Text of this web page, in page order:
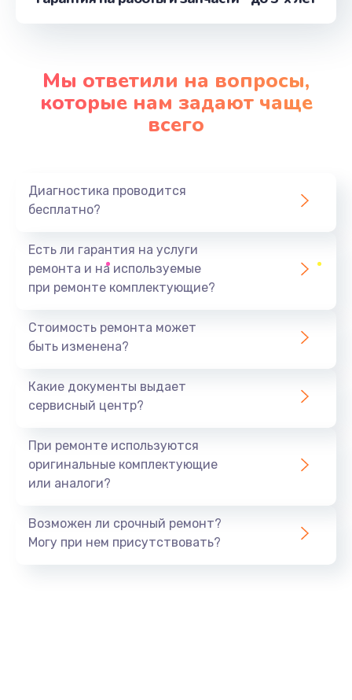
от 1100 руб.
Ремонт цепей питания
от 2500 руб.
Заказать
от 950 руб.
Замена материнской платы
от 1730 руб.
Замена видеочипа
Заказать
Замена SSD
от 1200 руб.
Мы ответили на вопросы,
которые нам задают чаще
всего
Диагностика проводится
бесплатно?
Есть ли гарантия на услуги
ремонта и на используемые
при ремонте комплектующие?
Стоимость ремонта может
быть изменена?
Какие документы выдает
сервисный центр?
При ремонте используются
оригинальные комплектующие
или аналоги?
Возможен ли срочный ремонт?
Могу при нем присутствовать?